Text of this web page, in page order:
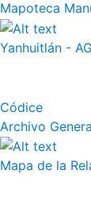
Mapoteca
Yanhuitlán -
Códice
Archivo
Mapa de la